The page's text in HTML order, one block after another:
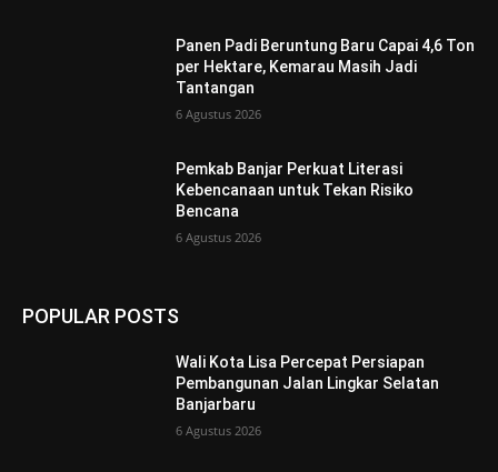
Panen Padi Beruntung Baru Capai 4,6 Ton
per Hektare, Kemarau Masih Jadi
Tantangan
6 Agustus 2026
Pemkab Banjar Perkuat Literasi
Kebencanaan untuk Tekan Risiko
Bencana
6 Agustus 2026
POPULAR POSTS
Wali Kota Lisa Percepat Persiapan
Pembangunan Jalan Lingkar Selatan
Banjarbaru
6 Agustus 2026